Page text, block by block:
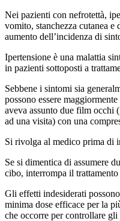
Nei pazienti con nefrotettà,
vomito, stanchezza cutanea e
aumento dell’incidenza di
Ipertensione è una malattia
in pazienti sottoposti a
Sebbene i sintomi sia
possono essere
aveva assunto due film occhi
ad una visita) con una
Si rivolga al medico prima di
Se si dimentica di assumere
cibo, interrompa il
Gli effetti indesiderati
minima dose efficace per la
che occorre per controllare